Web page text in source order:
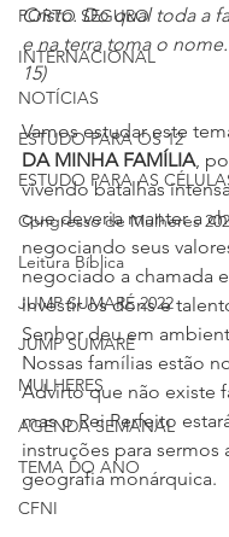
PORTO SEGURO
INTERNACIONAL
NOTÍCIAS
ESTUDO PARA OS 12
ESTUDO PARA AS
Congresso de Mulheres
Leitura Bíblica
JUMP SUMARÉ 2022
JUMP SUMARÉ
MULHERES
AGENDA SEMANAL
TEMA DO ANO
CFNI
Cristo. Do qual toda a
e na terra toma o
15)
Vamos estudar este
DA MINHA FAMÍLIA,
vivendo batalhas
que deveria manter a
negociando seus
negociado a chamada
investir os dons e
Senhor deu em
Nossas famílias estão
Advirto que não existe
mas o Rei Perfeito
instruções para sermos
geografia monárquica.